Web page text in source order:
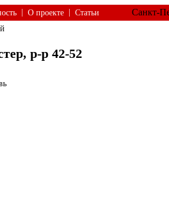
О проекте Статьи Санкт-
р-р 42-52